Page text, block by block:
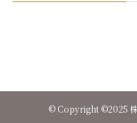
© Copyright ©2025